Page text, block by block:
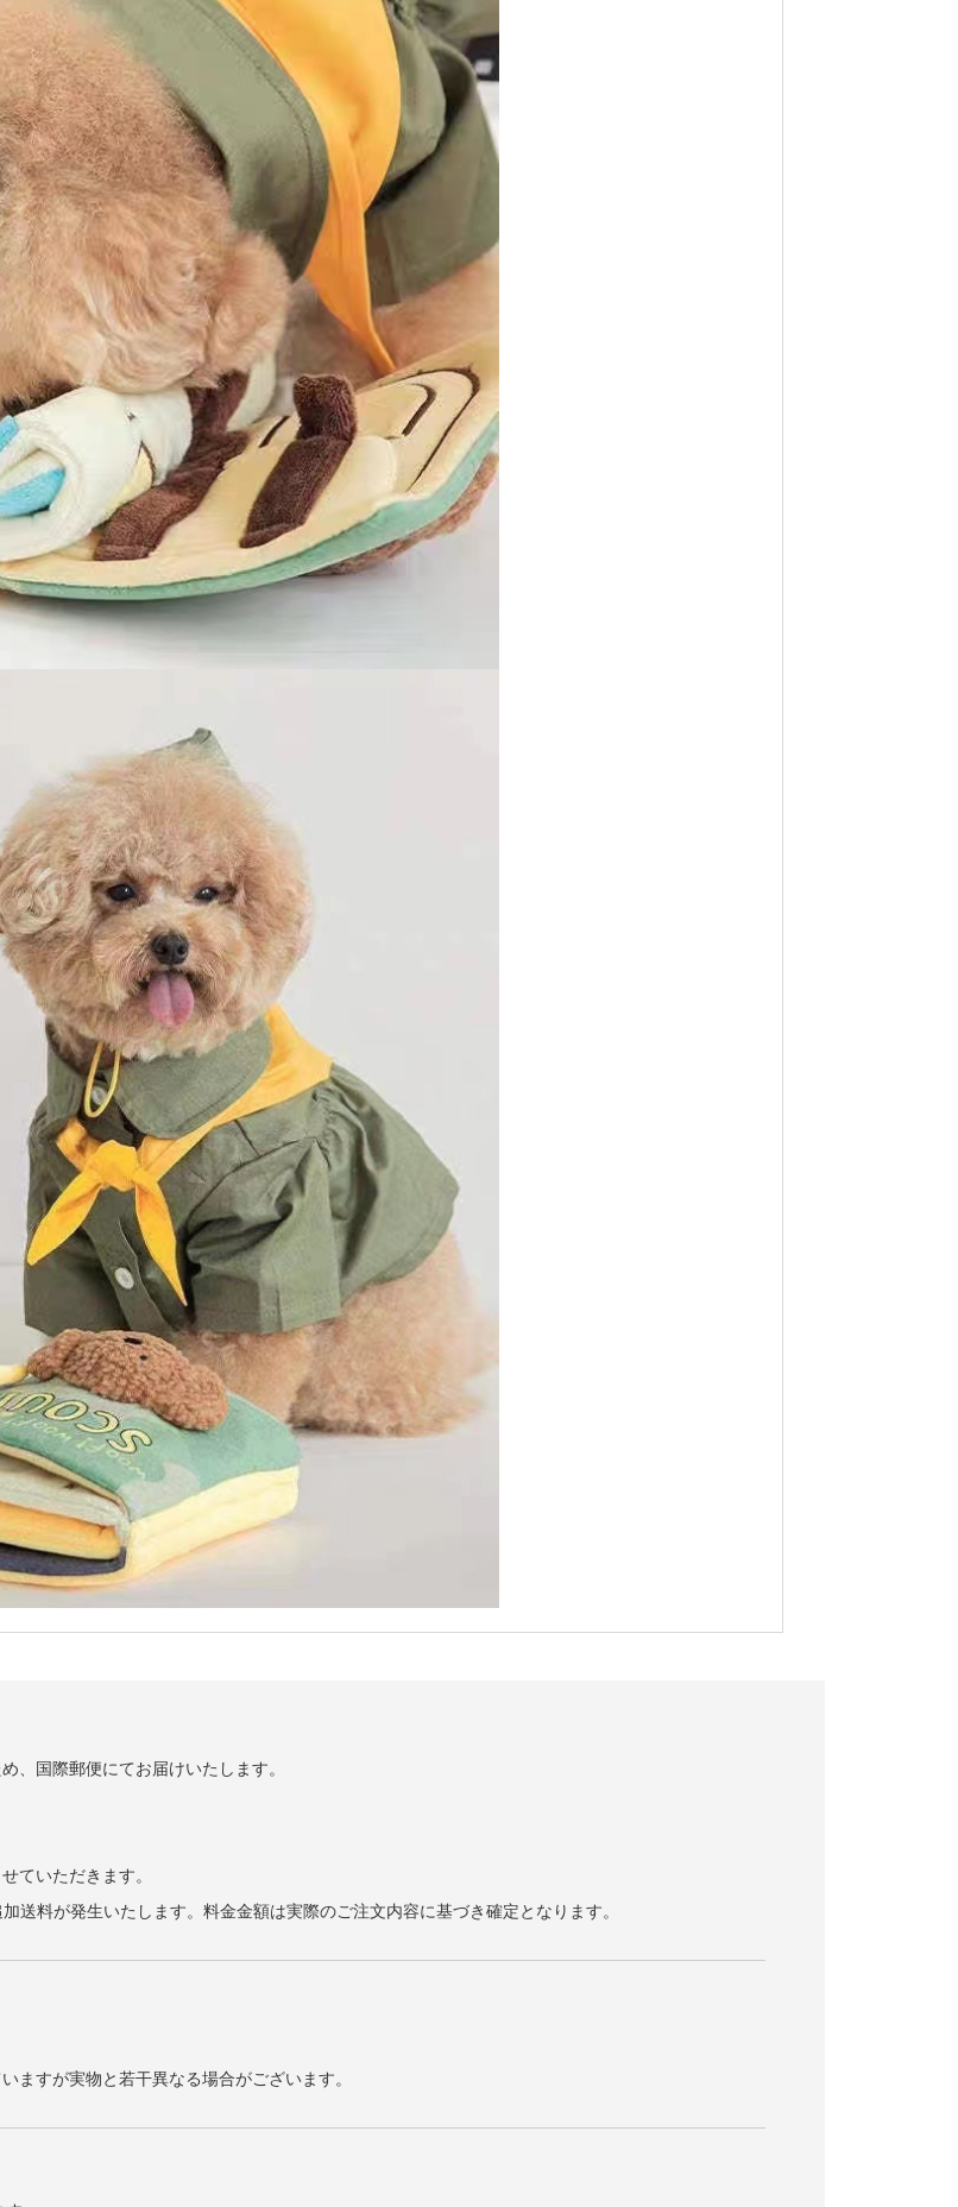
、国際郵便にてお届けいたします。
ていただきます。
送料が発生いたします。料金金額は実際のご注文内容に基づき確定となります。
ますが実物と若干異なる場合がございます。